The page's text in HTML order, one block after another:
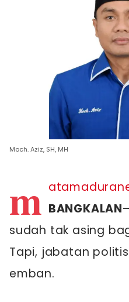
Moch. Aziz, SH, MH
m BANGKALAN
sudah tak asing
Tapi, jabatan
emban.